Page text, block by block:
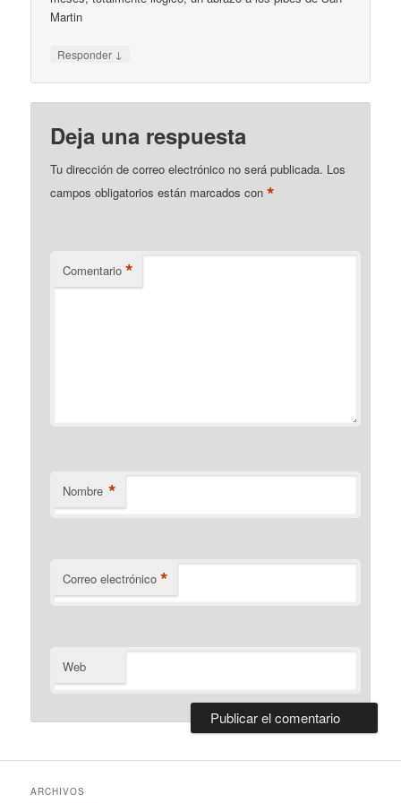
Martin
Responder ↓
Deja una respuesta
Tu dirección de correo electrónico no será publicada. Los
campos obligatorios están marcados con*
Comentario *
Nombre *
Correo electrónico *
Web
ARCHIVOS